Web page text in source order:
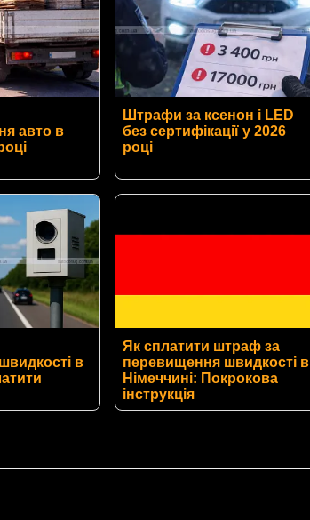
авто в
Штрафи за ксенон і LED
без сертифікації у 2026
році
в
Як сплатити штраф за
перевищення швидкості в
Німеччині: Покрокова
інструкція